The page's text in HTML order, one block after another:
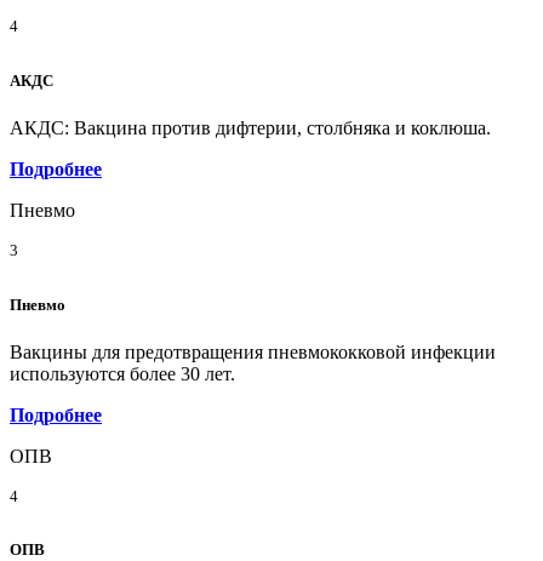
4
АКДС
АКДС: Вакцина против дифтерии, столбняка и коклюша.
Подробнее
Пневмо
3
Пневмо
Вакцины для предотвращения пневмококковой инфекции
используются более 30 лет.
Подробнее
ОПВ
4
ОПВ